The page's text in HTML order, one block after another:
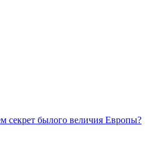
секрет былого величия Европы?